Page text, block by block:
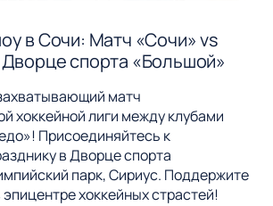
в Сочи: Матч «Сочи» vs
спорта «Большой»
матч
хоккейной лиги между клубами
Присоединяйтесь к
в Дворце спорта
парк, Сириус. Поддержите
хоккейных страстей!